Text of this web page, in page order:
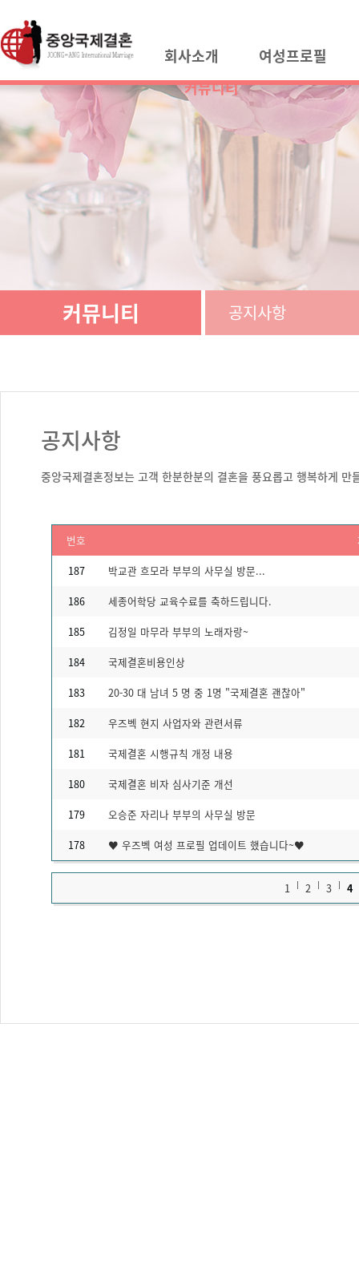
회사소개
여성프로필
커뮤니티
커뮤니티 공지사항
공지사항
중앙국제결혼정보는 고객 한분한분의 결혼을 풍요롭고 행복하게
번호
187
박교관 흐모라 부부의 사무실 방문...
186
세종어학당 교육수료를 축하드립니다.
185
김정일 마무라 부부의 노래자랑~
184
국제결혼비용인상
183
20-30 대 남녀 5 명 중 1명 "국제결혼 괜찮아"
182
우즈벡 현지 사업자와 관련서류
181
국제결혼 시행규칙 개정 내용
180
국제결혼 비자 심사기준 개선
179
오승준 자리나 부부의 사무실 방문
178
♥ 우즈벡 여성 프로필 업데이트 했습니다~♥
1 2 3 4